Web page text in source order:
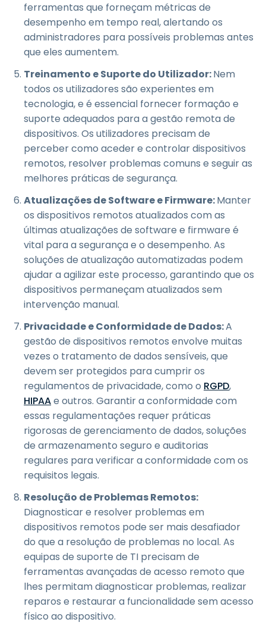
ferramentas que forneçam métricas de
desempenho em tempo real, alertando os
administradores para possíveis problemas antes
que eles aumentem.
Treinamento e Suporte do Utilizador:Nem
todos os utilizadores são experientes em
tecnologia, e é essencial fornecer formação e
suporte adequados para a gestão remota de
dispositivos. Os utilizadores precisam de
perceber como aceder e controlar dispositivos
remotos, resolver problemas comuns e seguir as
melhores práticas de segurança.
Atualizações de Software e Firmware:Manter
os dispositivos remotos atualizados com as
últimas atualizações de software e firmware é
vital para a segurança e o desempenho. As
soluções de atualização automatizadas podem
ajudar a agilizar este processo, garantindo que os
dispositivos permaneçam atualizados sem
intervenção manual.
Privacidade e Conformidade de Dados:A
gestão de dispositivos remotos envolve muitas
vezes o tratamento de dados sensíveis, que
devem ser protegidos para cumprir os
regulamentos de privacidade, como o RGPD,
HIPAAe outros. Garantir a conformidade com
essas regulamentações requer práticas
rigorosas de gerenciamento de dados, soluções
de armazenamento seguro e auditorias
regulares para verificar a conformidade com os
requisitos legais.
Resolução de Problemas Remotos:
Diagnosticar e resolver problemas em
dispositivos remotos pode ser mais desafiador
do que a resolução de problemas no local. As
equipas de suporte de TI precisam de
ferramentas avançadas de acesso remoto que
lhes permitam diagnosticar problemas, realizar
reparos e restaurar a funcionalidade sem acesso
físico ao dispositivo.